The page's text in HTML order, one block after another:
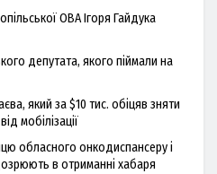
ОВА Ігоря Гайдука
депутата, якого піймали на
який за $10 тис. обіцяв зняти
мобілізації
обласного онкодиспансеру і
в отриманні хабаря